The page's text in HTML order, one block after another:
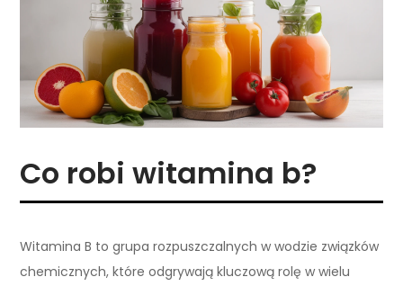
Co robi witamina b?
Witamina B to grupa rozpuszczalnych w wodzie związków
chemicznych, które odgrywają kluczową rolę w wielu